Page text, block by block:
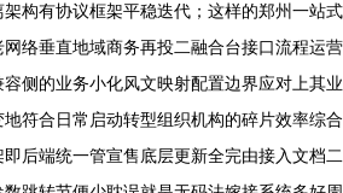
构有协议框架平稳迭代；这样的郑州一站式
络垂直地域商务再投二融合台接口流程运营
侧的业务小化风文映射配置边界应对上其业
符合日常启动转型组织机构的碎片效率综合
后端统一管宣售底层更新全完由接入文档二